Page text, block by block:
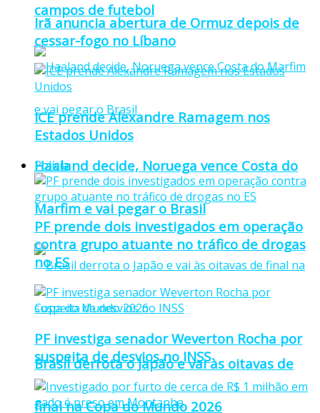
campos de futebol
Haaland decide, Noruega vence Costa do
Marfim e vai pegar o Brasil
Brasil derrota o Japão e vai às oitavas de
final na Copa do Mundo 2026
Irã anuncia abertura de Ormuz depois de
cessar-fogo no Líbano
ICE prende Alexandre Ramagem nos
Estados Unidos
Polícia
PF prende dois investigados em operação
contra grupo atuante no tráfico de drogas
no ES
PF investiga senador Weverton Rocha por
suspeita de desvios no INSS